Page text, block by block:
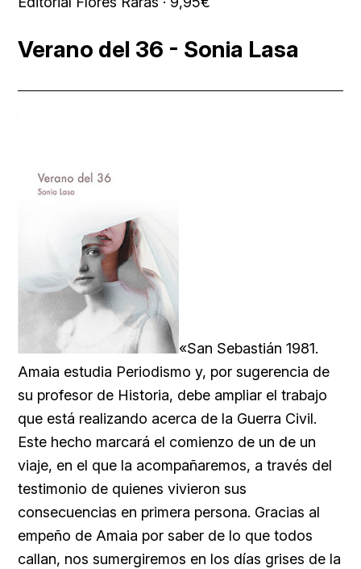
Verano del 36 - Sonia Lasa
«San Sebastián 1981.
Amaia estudia Periodismo y, por sugerencia de
su profesor de Historia, debe ampliar el trabajo
que está realizando acerca de la Guerra Civil.
Este hecho marcará el comienzo de un de un
viaje, en el que la acompañaremos, a través del
testimonio de quienes vivieron sus
consecuencias en primera persona. Gracias al
empeño de Amaia por saber de lo que todos
callan, nos sumergiremos en los días grises de la